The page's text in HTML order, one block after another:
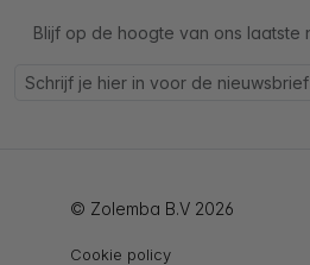
Blijf op de hoogte van ons laatste
© Zolemba B.V 2026
Cookie policy